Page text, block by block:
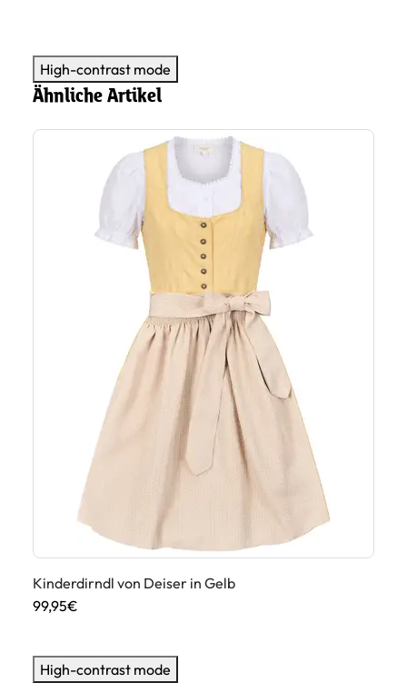
High-contrast mode
Ähnliche Artikel
Kinderdirndl von Deiser in Gelb
99,95€
High-contrast mode